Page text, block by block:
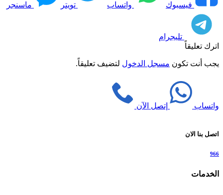
فيسبوك واتساب تويتر ماسنجر
تليجرام
اترك تعليقاً
يجب أنت تكون مسجل الدخول لتضيف تعليقاً.
واتساب إتصل الآن
اتصل بنا الان
966
الخدمات